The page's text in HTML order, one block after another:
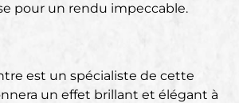
pour un rendu impeccable.
est un spécialiste de cette
un effet brillant et élégant à